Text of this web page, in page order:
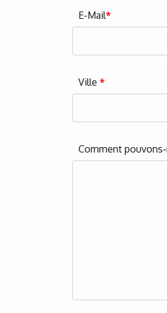
E-Mail*
Ville *
Comment